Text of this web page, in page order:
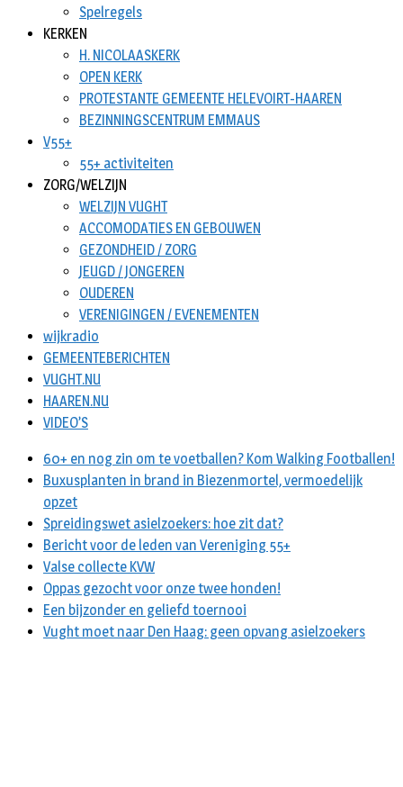
Spelregels
KERKEN
H. NICOLAASKERK
OPEN KERK
PROTESTANTE GEMEENTE HELEVOIRT-HAAREN
BEZINNINGSCENTRUM EMMAUS
V55+
55+ activiteiten
ZORG/WELZIJN
WELZIJN VUGHT
ACCOMODATIES EN GEBOUWEN
GEZONDHEID / ZORG
JEUGD / JONGEREN
OUDEREN
VERENIGINGEN / EVENEMENTEN
wijkradio
GEMEENTEBERICHTEN
VUGHT.NU
HAAREN.NU
VIDEO’S
60+ en nog zin om te voetballen? Kom Walking Footballen!
Buxusplanten in brand in Biezenmortel, vermoedelijk
opzet
Spreidingswet asielzoekers: hoe zit dat?
Bericht voor de leden van Vereniging 55+
Valse collecte KVW
Oppas gezocht voor onze twee honden!
Een bijzonder en geliefd toernooi
Vught moet naar Den Haag: geen opvang asielzoekers